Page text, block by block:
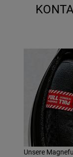
Unsere